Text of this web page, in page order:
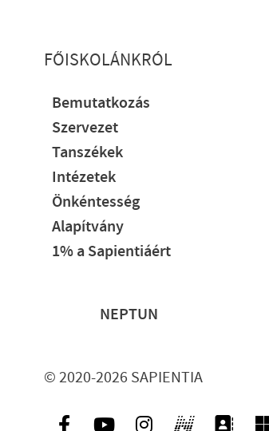
Lábléc részletes
FŐISKOLÁNKRÓL
Bemutatkozás
Szervezet
Tanszékek
Intézetek
Önkéntesség
Alapítvány
1% a Sapientiáért
Lábléc
NEPTUN
© 2020-2026 SAPIENTIA